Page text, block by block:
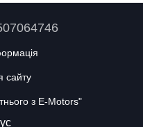
сайту
з E-Motors"